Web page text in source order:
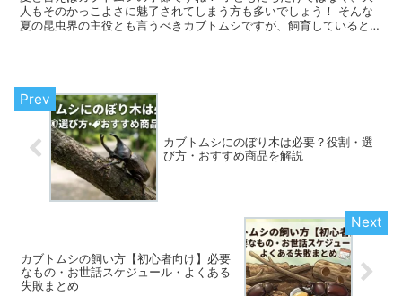
人もそのかっこよさに魅了されてしまう方も多いでしょう！ そんな
夏の昆虫界の主役とも言うべきカブトムシですが、飼育していると少
カブトムシにのぼり木は必要？役割・選
び方・おすすめ商品を解説
カブトムシの飼い方【初心者向け】必要
なもの・お世話スケジュール・よくある
失敗まとめ